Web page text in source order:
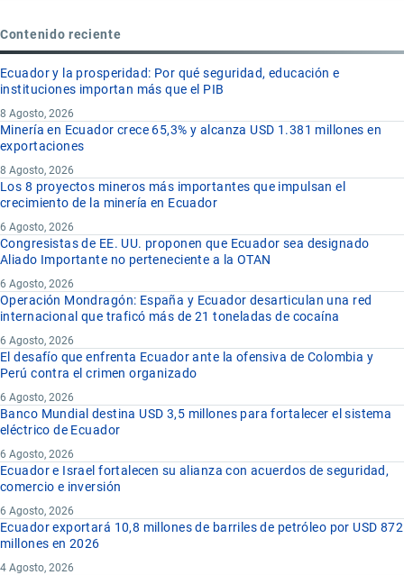
Contenido reciente
Ecuador y la prosperidad: Por qué seguridad, educación e
instituciones importan más que el PIB
8 Agosto, 2026
Minería en Ecuador crece 65,3% y alcanza USD 1.381 millones en
exportaciones
8 Agosto, 2026
Los 8 proyectos mineros más importantes que impulsan el
crecimiento de la minería en Ecuador
6 Agosto, 2026
Congresistas de EE. UU. proponen que Ecuador sea designado
Aliado Importante no perteneciente a la OTAN
6 Agosto, 2026
Operación Mondragón: España y Ecuador desarticulan una red
internacional que traficó más de 21 toneladas de cocaína
6 Agosto, 2026
El desafío que enfrenta Ecuador ante la ofensiva de Colombia y
Perú contra el crimen organizado
6 Agosto, 2026
Banco Mundial destina USD 3,5 millones para fortalecer el sistema
eléctrico de Ecuador
6 Agosto, 2026
Ecuador e Israel fortalecen su alianza con acuerdos de seguridad,
comercio e inversión
6 Agosto, 2026
Ecuador exportará 10,8 millones de barriles de petróleo por USD 872
millones en 2026
4 Agosto, 2026